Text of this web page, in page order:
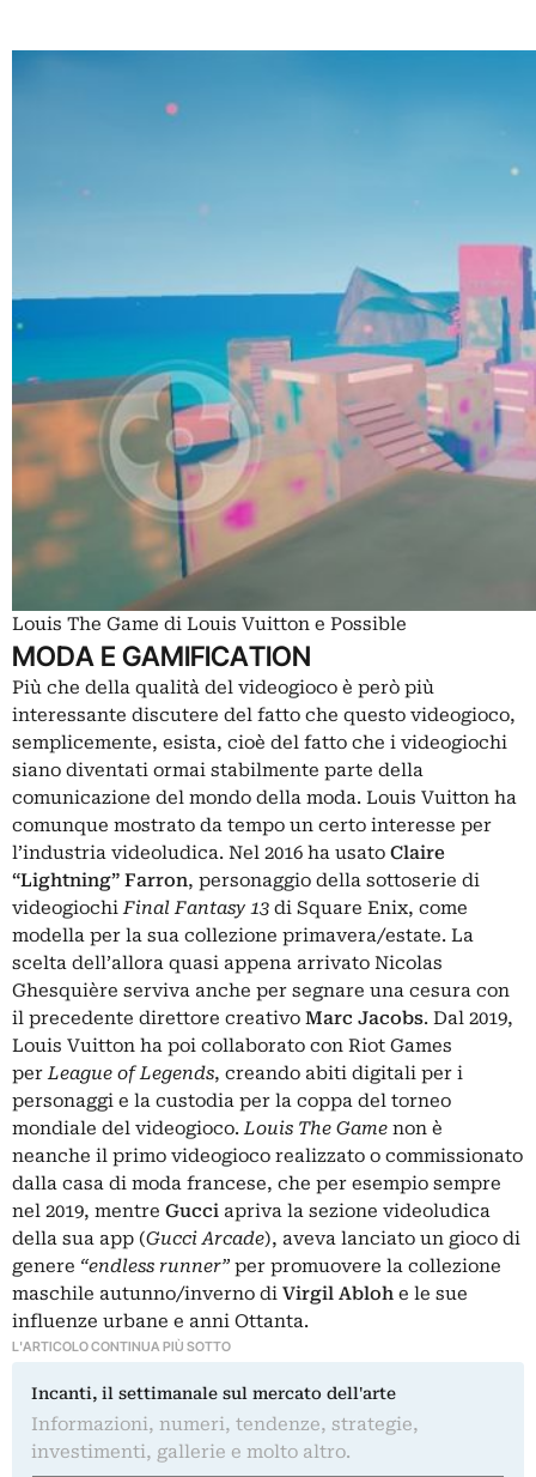
Louis The Game di Louis Vuitton e Possible
MODA E GAMIFICATION
Più che della qualità del videogioco è però più
interessante discutere del fatto che questo videogioco,
semplicemente, esista, cioè del fatto che i videogiochi
siano diventati ormai stabilmente parte della
comunicazione del mondo della moda. Louis Vuitton ha
comunque mostrato da tempo un certo interesse per
l’industria videoludica. Nel 2016 ha usato Claire
“Lightning” Farron, personaggio della sottoserie di
videogiochiFinal Fantasy 13 di Square Enix, come
modella per la sua collezione primavera/estate. La
scelta dell’allora quasi appena arrivato Nicolas
Ghesquière serviva anche per segnare una cesura con
il precedente direttore creativo Marc Jacobs. Dal 2019,
Louis Vuitton ha poi collaborato con Riot Games
perLeague of Legends, creando abiti digitali per i
personaggi e la custodia per la coppa del torneo
mondiale del videogioco.Louis The Game non è
neanche il primo videogioco realizzato o commissionato
dalla casa di moda francese, che per esempio sempre
nel 2019, mentre Gucci apriva la sezione videoludica
della sua app (Gucci Arcade), aveva lanciato un gioco di
genere “endless runner” per promuovere la collezione
maschile autunno/inverno di Virgil Abloh e le sue
influenze urbane e anni Ottanta.
L'ARTICOLO CONTINUA PIÙ SOTTO
Incanti, il settimanale sul mercato dell'arte
Informazioni, numeri, tendenze, strategie,
investimenti, gallerie e molto altro.